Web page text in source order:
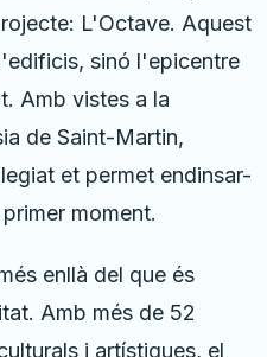
L'Octave. Aquest
sinó l'epicentre
Amb vistes a la
de Saint-Martin,
et permet endinsar-
moment.
enllà del que és
Amb més de 52
i artístiques, el